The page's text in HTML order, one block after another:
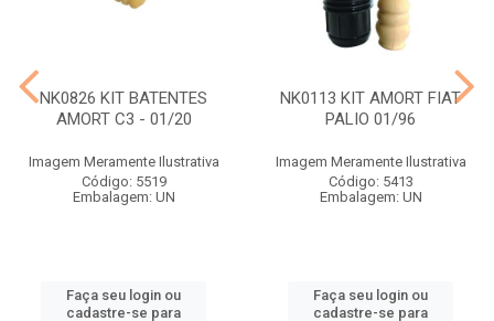
NK0826 KIT BATENTES
AMORT C3 - 01/20
Imagem Meramente Ilustrativa
Código: 5519
Embalagem: UN
Faça seu login ou
cadastre-se para
NK0113 KIT AMORT FIAT
PALIO 01/96
Imagem Meramente Ilustrativa
Código: 5413
Embalagem: UN
Faça seu login ou
cadastre-se para